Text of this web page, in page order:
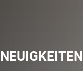
NEUIGKEITEN